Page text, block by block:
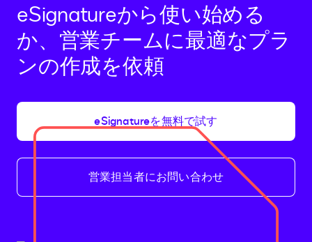
に
コ
ー
eSignatureから使い始める
か、営業チームに最適なプラ
ンの作成を依頼
eSignatureを無料で試す
営業担当者にお問い合わせ